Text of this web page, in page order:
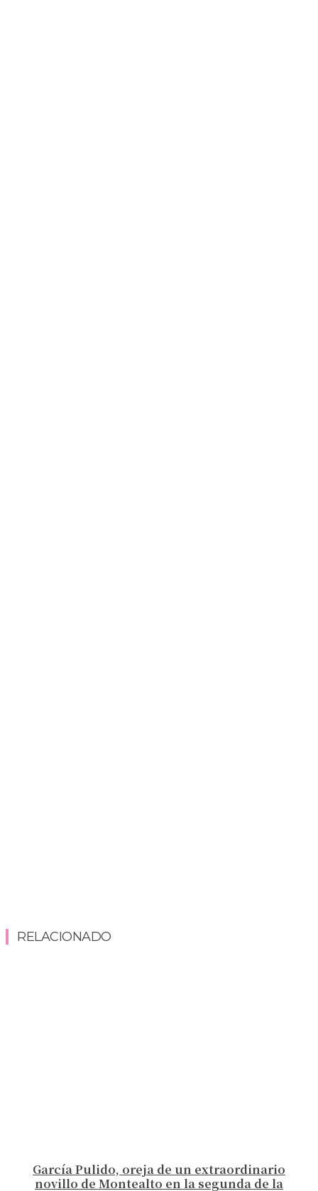
RELACIONADO
García Pulido, oreja de un extraordinario
novillo de Montealto en la segunda de la